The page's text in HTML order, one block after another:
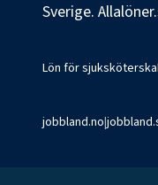
Sverige.
Lön för sjuksköterska
jobbland.no|